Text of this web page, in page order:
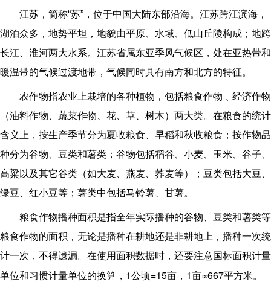
江苏，简称“苏”，位于中国大陆东部沿海。江苏跨江滨海，
湖泊众多，地势平坦，地貌由平原、水域、低山丘陵构成；地跨
长江、淮河两大水系。江苏省属东亚季风气候区，处在亚热带和
暖温带的气候过渡地带，气候同时具有南方和北方的特征。
农作物指农业上栽培的各种植物，包括粮食作物﹑经济作物
（油料作物、蔬菜作物、花、草、树木）两大类。在粮食的统计
含义上，按生产季节分为夏收粮食、早稻和秋收粮食；按作物品
种分为谷物、豆类和薯类；谷物包括稻谷、小麦、玉米、谷子、
高粱以及其它谷类（如大麦、燕麦、荞麦等）；豆类包括大豆、
绿豆、红小豆等；薯类中包括马铃薯、甘薯。
粮食作物播种面积是指全年实际播种的谷物、豆类和薯类等
粮食作物的面积，无论是播种在耕地还是非耕地上，播种一次统
计一次，不得遗漏。在使用面积数据时，还要注意国标面积计量
单位和习惯计量单位的换算， 1公顷=15亩， 1亩≈667平方米。